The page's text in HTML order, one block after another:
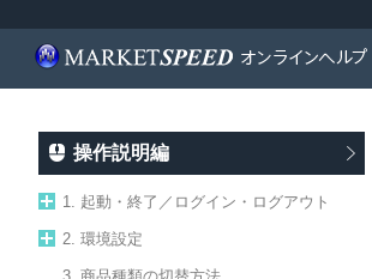
操作説明編
1. 起動・終了／ログイン・ログアウト
2. 環境設定